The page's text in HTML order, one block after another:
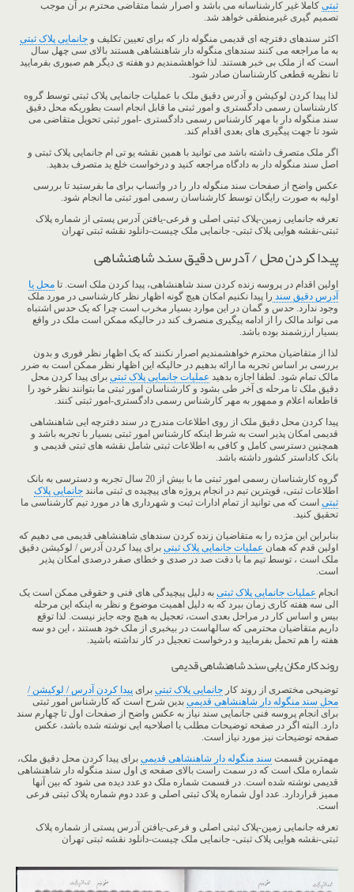
ثبتی کاملا غیر کارشناسانه می باشد و اصرار شما متقاضی محترم بر آن موجب
تصمیم گیری غیرمنطقی خواهد شد.
اکثر سندهای دفترچه ای قدیمی منگوله دار که برای تعیین تکلیف و جانمایی پلاک ثبتی
به ما مراجعه می کنند سندهای منگوله دار شاهنشاهی هستند بالای سی چهل سال
است که از ملک بی خبر هستند. لذا خواهشمندیم دو هفته ی دیگر هم صبوری بفرمایید
تا نظریه قطعی کارشناسان صادر شود.
لذا پیدا کردن لوکیشن و آدرس دقیق ملک با عملیات جانمایی پلاک ثبتی توسط گروه
کارشناسان رسمی دادگستری و امور ثبتی ما قابل انجام است بطوریکه محل دقیق
سند منگوله دار با مهر کارشناس رسمی دادگستری -امور ثبتی تحویل متقاضی می
شود تا جهت پیگیری های بعدی اقدام کند.
اگر ملک متصرف داشته باشد می توانید با همین نقشه یو تی ام جانمایی پلاک ثبتی و
اصل سند منگوله دار به دادگاه مراجعه کنید و درخواست خلع ید متصرف بدهید.
عکس واضح از صفحات سند منگوله دار را در واتساپ برای ما بفرستید تا بررسی
اولیه به صورت رایگان توسط کارشناسان رسمی امور ثبتی ما انجام شود.
تعرفه جانمایی زمین-پلاک ثبتی اصلی و فرعی-یافتن آدرس پستی از شماره پلاک
ثبتی-نقشه هوایی پلاک ثبتی- جانمایی ملک چیست-دانلود نقشه ثبتی تهران
پیدا کردن محل / آدرس دقیق سند شاهنشاهی
اولین اقدام در پروسه زنده کردن سند شاهنشاهی، پیدا کردن ملک است. تا محل یا
آدرس دقیق سند را پیدا نکنیم امکان هیچ گونه اظهار نظر کارشناسی در مورد ملک
وجود ندارد. حدس و گمان در این موارد بسیار مخرب است چرا که یک حدس اشتباه
می تواند مالک را از ادامه پیگیری منصرف کند در حالیکه ممکن است ملک در واقع
بسیار ارزشمند بوده باشد.
لذا از متقاضیان محترم خواهشمندیم اصرار نکنند که یک اظهار نظر فوری و بدون
بررسی بر اساس تجربه ما ارائه بدهیم در حالیکه این اظهار نظر ممکن است به ضرر
مالک تمام شود. لطفا اجازه بدهید عملیات جانمایی پلاک ثبتی برای پیدا کردن محل
دقیق ملک تا مرحله ی آخر طی بشود و کارشناسان امور ثبتی ما بتوانند نظر خود را
قاطعانه اعلام و ممهور به مهر کارشناس رسمی دادگستری-امور ثبتی کنند.
پیدا کردن محل دقیق ملک از روی اطلاعات مندرج در سند دفترچه ایی شاهنشاهی
قدیمی امکان پذیر است به شرط اینکه کارشناس امور ثبتی بسیار با تجربه باشد و
همچنین دسترسی کامل و کافی به اطلاعات ثبتی شامل نقشه های ثبتی قدیمی و
بانک کاداستر کشور داشته باشد.
گروه کارشناسان رسمی امور ثبتی ما با بیش از 20 سال تجربه و دسترسی به بانک
اطلاعات ثبتی، قویترین تیم در انجام پروژه های پیچیده ی ثبتی مانند جانمایی پلاک
ثبتی است که می توانید از تمام ادارات ثبت و شهرداری ها در مورد تیم کارشناسی ما
تحقیق کنید.
بنابراین این مژده را به متقاضیان زنده کردن سندهای شاهنشاهی قدیمی می دهیم که
اولین قدم که همان عملیات جانمایی پلاک ثبتی برای پیدا کردن آدرس / لوکیشن دقیق
ملک است ، توسط تیم ما با دقت صد در صدی و خطای صفر درصدی امکان پذیر
است.
انجام عملیات جانمایی پلاک ثبتی به دلیل پیچیدگی های فنی و حقوقی ممکن است یک
الی سه هفته کاری زمان ببرد که به دلیل اهمیت موضوع و نظر به اینکه این مرحله
بیس و اساس کار در مراحل بعدی است، تعجیل به هیچ وجه جایز نیست. لذا توقع
داریم متقاضیان محترمی که سالهاست در بیخبری از ملک خود هستند ، این دو سه
هفته را هم تحمل بفرمایید و درخواست تعجیل در کار نداشته باشید.
روند کار مکان یابی سند شاهنشاهی قدیمی
توضیحی مختصری از روند کار جانمایی پلاک ثبتی برای پیدا کردن آدرس / لوکیشن /
محل سند منگوله دار شاهنشاهی قدیمی بدین شرح است که کارشناس امور ثبتی
برای انجام پروسه فنی جانمایی سند نیاز به عکس واضح از صفحات اول تا چهارم سند
دارد. البته اگر در صفحه توضیحات مطلب یا اصلاحیه ایی نوشته شده باشد، عکس
صفحه توضیحات نیز مورد نیاز است.
مهمترین قسمت سند منگوله دار شاهنشاهی قدیمی برای پیدا کردن محل دقیق ملک،
شماره ملک است که در سمت راست بالای صفحه ی اول سند منگوله دار شاهنشاهی
قدیمی نوشته شده است. در قسمت شماره ملک دو عدد دیده می شود که بین آنها
ممیز قراردارد. عدد اول شماره پلاک ثبتی اصلی و عدد دوم شماره پلاک ثبتی فرعی
است.
تعرفه جانمایی زمین-پلاک ثبتی اصلی و فرعی-یافتن آدرس پستی از شماره پلاک
ثبتی-نقشه هوایی پلاک ثبتی- جانمایی ملک چیست-دانلود نقشه ثبتی تهران